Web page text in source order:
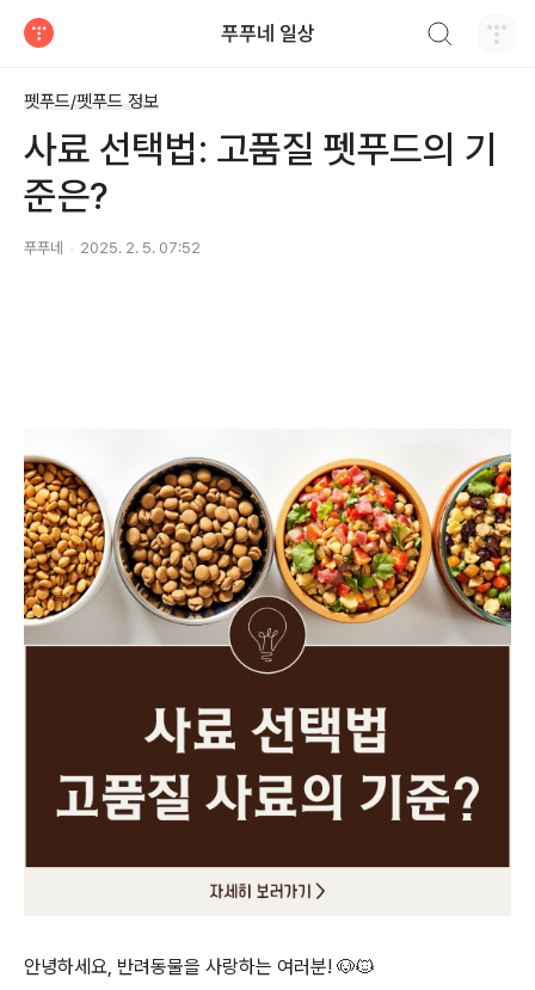
푸푸네 일상
펫푸드/펫푸드 정보
사료 선택법: 고품질 펫푸드의 기
준은?
푸푸네 2025. 2. 5. 07:52
안녕하세요, 반려동물을 사랑하는 여러분! 🐶🐱